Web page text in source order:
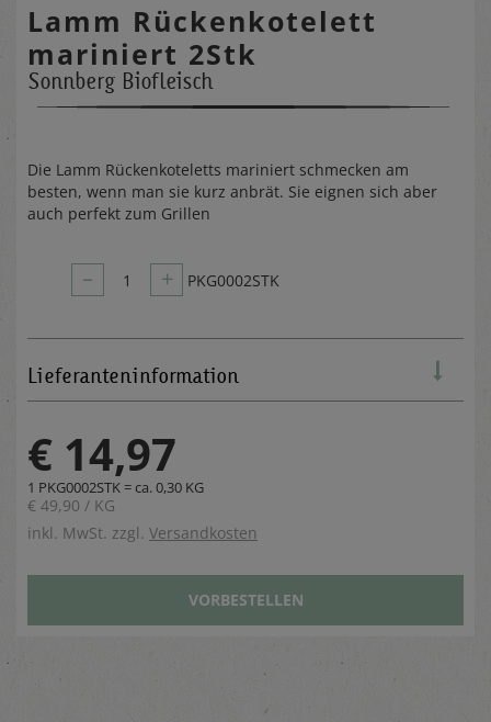
Lamm Rückenkotelett
mariniert 2Stk
Sonnberg Biofleisch
Die Lamm Rückenkoteletts mariniert schmecken am
besten, wenn man sie kurz anbrät. Sie eignen sich aber
auch perfekt zum Grillen
– 1 + PKG0002STK
Lieferanteninformation
€ 14,97
1 PKG0002STK = ca. 0,30 KG
€ 49,90 / KG
inkl. MwSt. zzgl. Versandkosten
VORBESTELLEN